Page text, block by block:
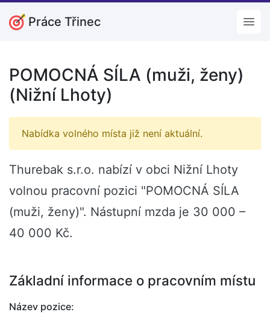
Práce Třinec
POMOCNÁ SÍLA (muži, ženy)
(Nižní Lhoty)
Nabídka volného místa již není aktuální.
Thurebak s.r.o. nabízí v obci Nižní Lhoty
volnou pracovní pozici "POMOCNÁ SÍLA
(muži, ženy)". Nástupní mzda je 30 000 –
40 000 Kč.
Základní informace o pracovním místu
Název pozice: